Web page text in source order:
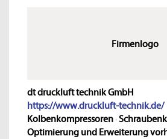
Firmenlogo
dt druckluft technik GmbH
https://www.druckluft-technik.de/
Kolbenkompressoren·
Optimierung und Erweiterung